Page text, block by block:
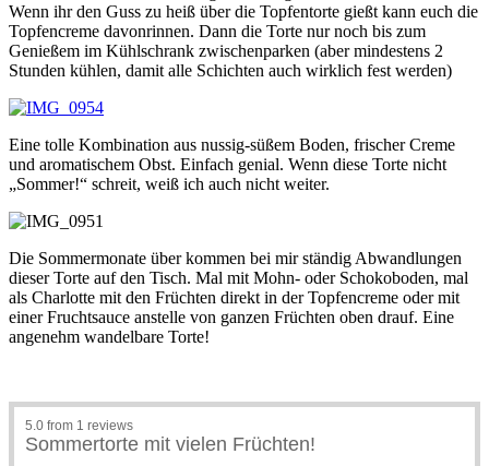
Wenn ihr den Guss zu heiß über die Topfentorte gießt kann euch die
Topfencreme davonrinnen. Dann die Torte nur noch bis zum
Genießem im Kühlschrank zwischenparken (aber mindestens 2
Stunden kühlen, damit alle Schichten auch wirklich fest werden)
Eine tolle Kombination aus nussig-süßem Boden, frischer Creme
und aromatischem Obst. Einfach genial. Wenn diese Torte nicht
„Sommer!“ schreit, weiß ich auch nicht weiter.
Die Sommermonate über kommen bei mir ständig Abwandlungen
dieser Torte auf den Tisch. Mal mit Mohn- oder Schokoboden, mal
als Charlotte mit den Früchten direkt in der Topfencreme oder mit
einer Fruchtsauce anstelle von ganzen Früchten oben drauf. Eine
angenehm wandelbare Torte!
5.0 from 1 reviews
Sommertorte mit vielen Früchten!